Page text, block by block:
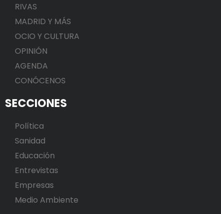
RIVAS
MADRID Y MÁS
OCIO Y CULTURA
OPINIÓN
AGENDA
CONÓCENOS
SECCIONES
Política
Sanidad
Educación
Entrevistas
Empresas
Medio Ambiente